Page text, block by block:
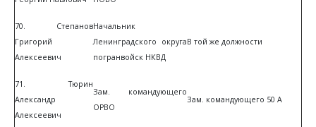
70. Степанов
Григорий
Алексеевич
Начальник
Ленинградского округа
погранвойск НКВД
В той же должности
71. Тюрин
Александр
Алексеевич
Зам. командующего
ОРВО
Зам. командующего 50 А